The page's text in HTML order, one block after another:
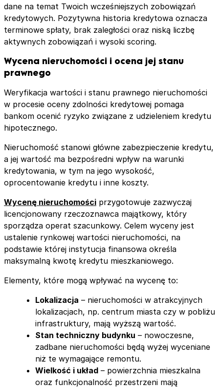
dane na temat Twoich wcześniejszych zobowiązań
kredytowych. Pozytywna historia kredytowa oznacza
terminowe spłaty, brak zaległości oraz niską liczbę
aktywnych zobowiązań i wysoki scoring.
Wycena nieruchomości i ocena jej stanu
prawnego
Weryfikacja wartości i stanu prawnego nieruchomości
w procesie oceny zdolności kredytowej pomaga
bankom ocenić ryzyko związane z udzieleniem kredytu
hipotecznego.
Nieruchomość stanowi główne zabezpieczenie kredytu,
a jej wartość ma bezpośredni wpływ na warunki
kredytowania, w tym na jego wysokość,
oprocentowanie kredytu i inne koszty.
Wycenę nieruchomości przygotowuje zazwyczaj
licencjonowany rzeczoznawca majątkowy, który
sporządza operat szacunkowy. Celem wyceny jest
ustalenie rynkowej wartości nieruchomości, na
podstawie której instytucja finansowa określa
maksymalną kwotę kredytu mieszkaniowego.
Elementy, które mogą wpływać na wycenę to:
Lokalizacja – nieruchomości w atrakcyjnych
lokalizacjach, np. centrum miasta czy w pobliżu
infrastruktury, mają wyższą wartość.
Stan techniczny budynku – nowoczesne,
zadbane nieruchomości będą wyżej wyceniane
niż te wymagające remontu.
Wielkość i układ – powierzchnia mieszkalna
oraz funkcjonalność przestrzeni mają